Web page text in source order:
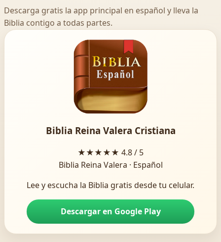
Descarga gratis la app principal en español y lleva la
Biblia contigo a todas partes.
Biblia Reina Valera Cristiana
★★★★★ 4.8 / 5
Biblia Reina Valera · Español
Lee y escucha la Biblia gratis desde tu celular.
Descargar en Google Play